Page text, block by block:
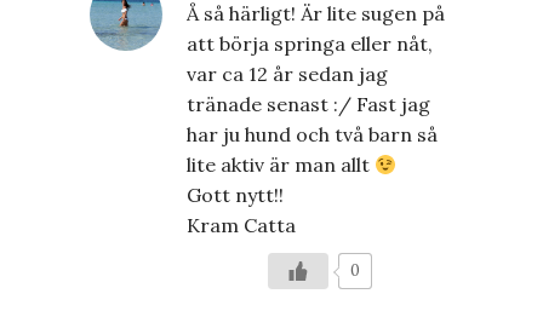
Å så härligt! Är lite sugen på
att börja springa eller nåt,
var ca 12 år sedan jag
tränade senast :/ Fast jag
har ju hund och två barn så
lite aktiv är man allt
Gott nytt!!
Kram Catta
0